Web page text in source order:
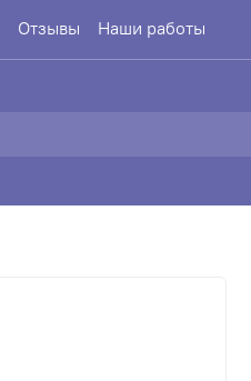
Отзывы Наши работы